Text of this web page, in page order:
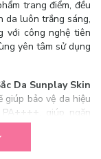
trang điểm, đều
da luôn trắng sáng,
với công nghệ tiên
yên tâm sử dụng
Da Sunplay Skin
giúp bảo vệ da hiệu
giúp ngăn
hiệu chỉnh tông da
làn da tươi sáng,